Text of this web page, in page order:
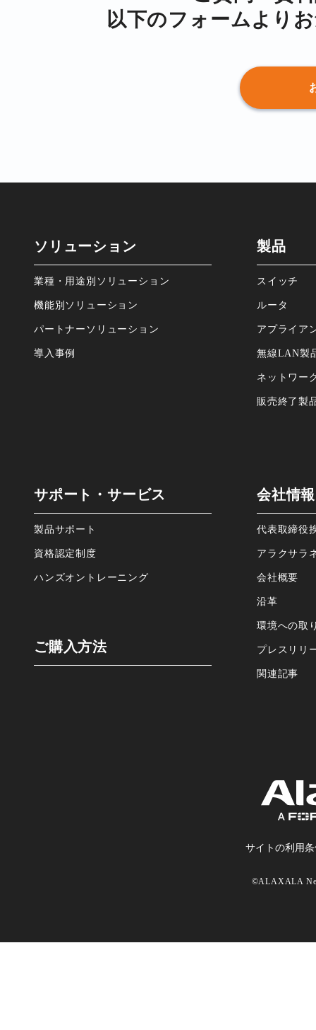
以下のフォームより
ソリューション
業種・⽤途別ソリューション
機能別ソリューション
パートナーソリューション
導⼊事例
製品
スイッチ
ルータ
アプライア
無線LAN製
ネットワー
販売終了製
サポート・サービス
製品サポート
資格認定制度
ハンズオントレーニング
ご購⼊⽅法
会社情報
代表取締役
アラクサラ
会社概要
沿⾰
環境への取
プレスリリ
関連記事
サイトの利⽤条
©ALAXALA